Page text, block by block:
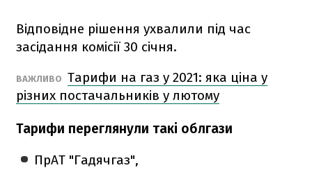
Відповідне рішення ухвалили під час
засідання комісії 30 січня.
ВАЖЛИВО Тарифи на газ у 2021: яка ціна у
різних постачальників у лютому
Тарифи переглянули такі облгази
ПрАТ "Гадячгаз",